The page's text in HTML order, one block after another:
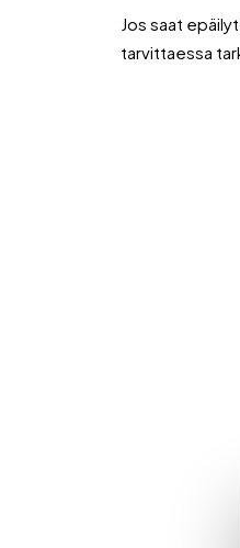
Jos saat
tarvittaessa